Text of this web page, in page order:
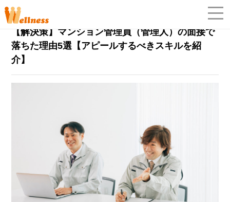
マンション管理員
【解決策】マンション管理員（管理人）の面接で
落ちた理由5選【アピールするべきスキルを紹
介】